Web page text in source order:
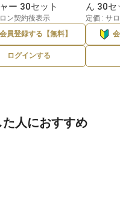
ー 30セット
ン契約後表示
会員登録する【無料】
ログインする
ん 30セ
定価 : サ
人におすすめ